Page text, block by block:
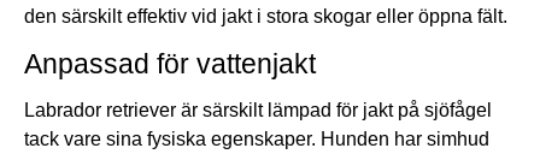
den särskilt effektiv vid jakt i stora skogar eller öppna fält.
Anpassad för vattenjakt
Labrador retriever är särskilt lämpad för jakt på sjöfågel
tack vare sina fysiska egenskaper. Hunden har simhud